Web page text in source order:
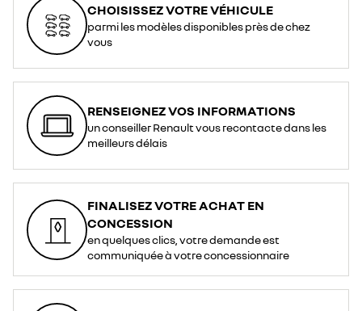
CHOISISSEZ VOTRE VÉHICULE
parmi les modèles disponibles près de chez
vous
RENSEIGNEZ VOS INFORMATIONS
un conseiller Renault vous recontacte dans les
meilleurs délais
FINALISEZ VOTRE ACHAT EN
CONCESSION
en quelques clics, votre demande est
communiquée à votre concessionnaire